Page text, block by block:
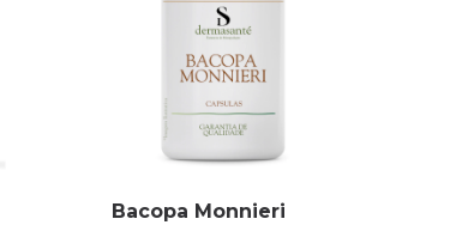
Bacopa Monnieri